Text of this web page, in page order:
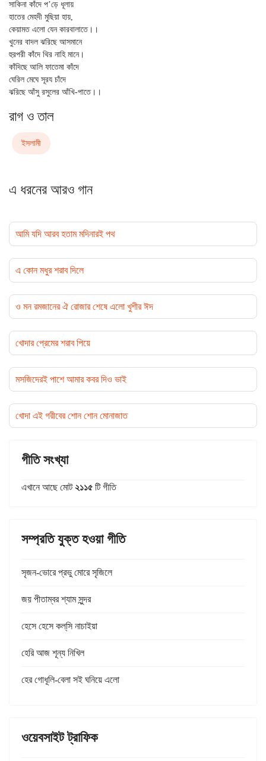
সাকিনা কাঁদে প’ড়ে ধূলায়
হাতের মেহদী মুছিয়া হায়,
কেয়ামত এলো যেন কারবালাতে।।
খুনের বাদল ঝরিছে আসমানে
হুরপরী কাঁদে থির নাহি মানে।
কাঁদিছে আলি ফাতেমা কাঁদে
ঘেরিল মেঘে সূরয চাঁদে
রাগ ও তাল
ইসলামী
এ ধরনের আরও গান
আমি যদি আরব হতাম মদিনারই পথ
এ কোন মধুর শরাব দিলে
ও মন রমজানের ঐ রোজার শেষে এলো খুশীর ঈদ
খোদার প্রেমের শরাব পিয়ে
মসজিদেরই পাশে আমার কবর দিও ভাই
খোদা এই গরীবের শোন শোন মোনাজাত
গীতি সংখ্যা
এখানে আছে মোট২১১৫ টি গীতি
সম্প্রতি যুক্ত হওয়া গীতি
সৃজন-ভোরে প্রভু মোরে সৃজিলে
জয় পীতাম্বর শ্যাম সুন্দর
হেসে হেসে কল্‌সি নাচাইয়া
হেরি আজ শূন্য নিখিল
হের গোধূলি-বেলা সই ঘনিয়ে এলো
ওয়েবসাইট ট্রাফিক